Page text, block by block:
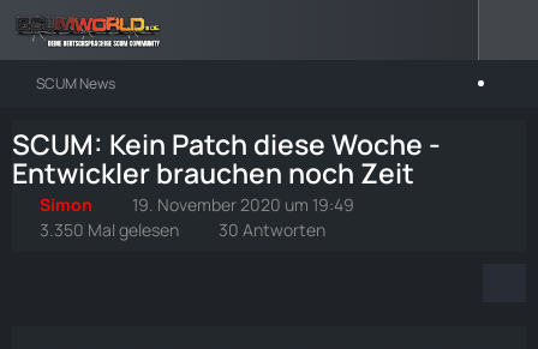
SCUM News
SCUM: Kein Patch diese Woche -
Entwickler brauchen noch Zeit
Simon
19. November 2020 um 19:49
3.350 Mal gelesen
30 Antworten